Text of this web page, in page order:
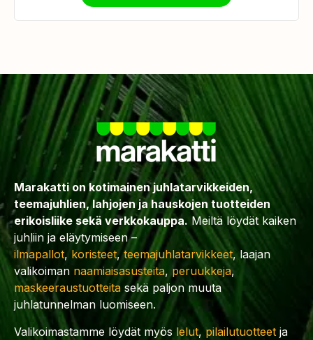
Marakatti on kotimainen juhlatarvikkeiden,
teemajuhlien, lahjojen ja hauskojen tuotteiden
erikoisliike sekä verkkokauppa. Meiltä löydät kaiken
juhliin ja eläytymiseen –
ilmapallot, koristeet,teemajuhlatarvikkeet, laajan
valikoiman naamiaisasusteita, peruukkeja,
maskeeraustuotteita sekä paljon muuta
juhlatunnelman luomiseen.
Valikoimastamme löydät myös lelut,pilailutuotteet ja